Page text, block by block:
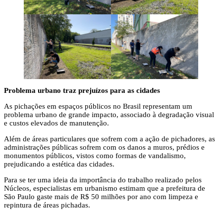
Problema urbano traz prejuízos para as cidades
As pichações em espaços públicos no Brasil representam um
problema urbano de grande impacto, associado à degradação visual
e custos elevados de manutenção.
Além de áreas particulares que sofrem com a ação de pichadores, as
administrações públicas sofrem com os danos a muros, prédios e
monumentos públicos, vistos como formas de vandalismo,
prejudicando a estética das cidades.
Para se ter uma ideia da importância do trabalho realizado pelos
Núcleos, especialistas em urbanismo estimam que a prefeitura de
São Paulo gaste mais de R$ 50 milhões por ano com limpeza e
repintura de áreas pichadas.